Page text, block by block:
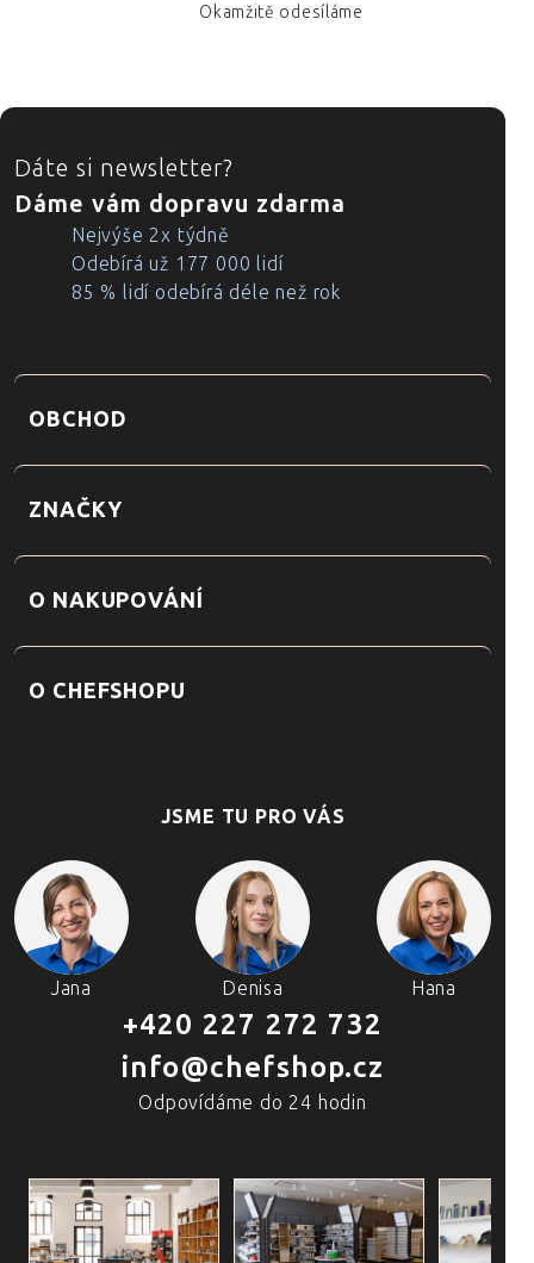
Okamžitě odesíláme
ZÁPATÍ
Dáte si newsletter?
Dáme vám dopravu zdarma
Nejvýše 2x týdně
Odebírá už 177 000 lidí
85 % lidí odebírá déle než rok
OBCHOD
ZNAČKY
O NAKUPOVÁNÍ
O CHEFSHOPU
JSME TU PRO VÁS
Jana Denisa Hana
+420 227 272 732
info@chefshop.cz
Odpovídáme do 24 hodin